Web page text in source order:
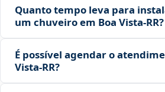
Quanto tempo leva para
um chuveiro em Boa Vista‑RR?
É possível agendar o
Vista‑RR?